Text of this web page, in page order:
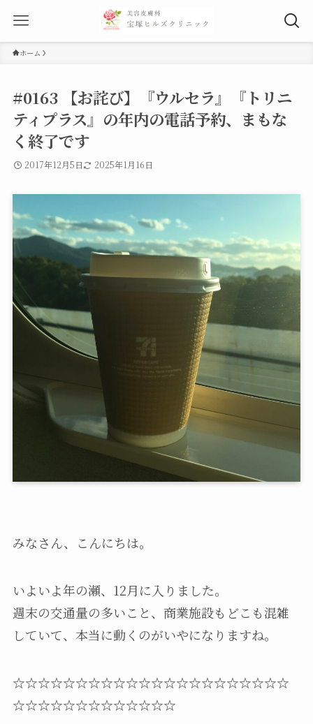
ホーム
#0163 【お詫び】『ウルセラ』『トリニ
ティプラス』の年内の電話予約、まもな
く終了です
2017年12月5日 2025年1月16日
みなさん、こんにちは。
いよいよ年の瀬、12月に入りました。
週末の交通量の多いこと、商業施設もどこも混雑
していて、本当に動くのがいやになりますね。
☆☆☆☆☆☆☆☆☆☆☆☆☆☆☆☆☆☆☆☆☆☆
☆☆☆☆☆☆☆☆☆☆☆☆☆